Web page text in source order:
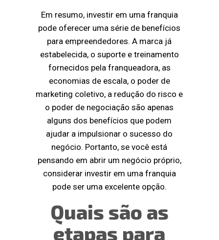
Em resumo, investir em uma franquia
pode oferecer uma série de benefícios
para empreendedores. A marca já
estabelecida, o suporte e treinamento
fornecidos pela franqueadora, as
economias de escala, o poder de
marketing coletivo, a redução do risco e
o poder de negociação são apenas
alguns dos benefícios que podem
ajudar a impulsionar o sucesso do
negócio. Portanto, se você está
pensando em abrir um negócio próprio,
considerar investir em uma franquia
pode ser uma excelente opção.
Quais são as
etapas para